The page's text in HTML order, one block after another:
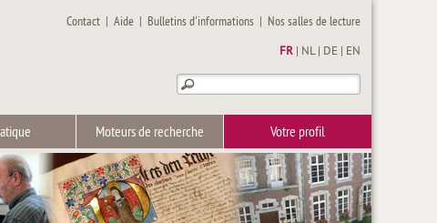
Contact |Aide | Bulletins d'informations | Nos salles de lecture
FR NL| DE EN
Moteurs de recherche Votre profil